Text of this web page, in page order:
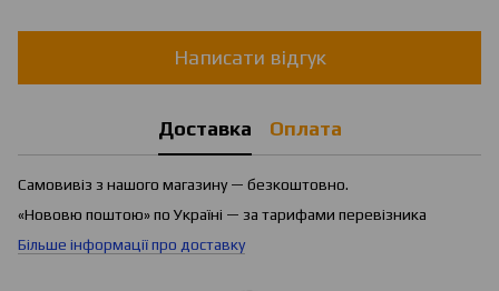
Написати відгук
Доставка Оплата
Самовивіз з нашого магазину — безкоштовно.
«Нововю поштою» по Україні — за тарифами перевізника
Більше інформації про доставку